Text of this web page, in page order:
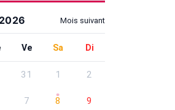
contrôles, les flèches pour changer
Mois suivant
2026
JeudiVeVendredi
Sa Samedi
DiDimanche
31 1 2
7 8 9